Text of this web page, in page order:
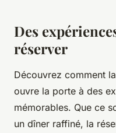
Des
réserver
Découvrez comment
ouvre la porte à des
mémorables. Que ce
un dîner raffiné, la